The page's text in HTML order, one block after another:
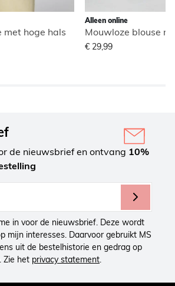
met hoge hals
Alleen online
Mouwloze blouse
€ 29,99
de nieuwsbrief en ontvang 10%
in voor de nieuwsbrief. Deze wordt
mijn interesses. Daarvoor gebruikt MS
uit de bestelhistorie en gedrag op
Zie het privacy statement.